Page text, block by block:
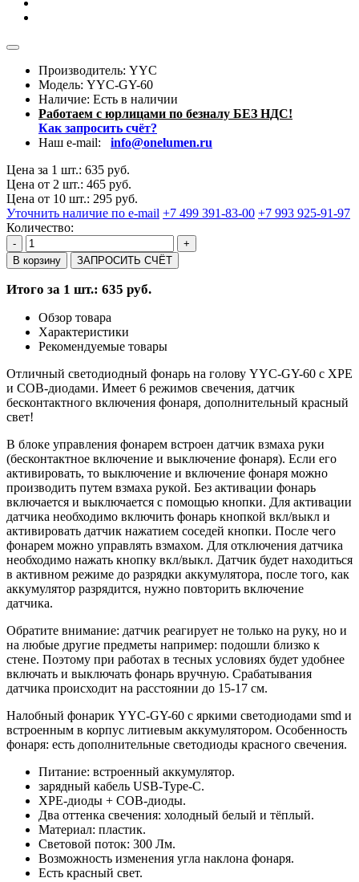
Производитель: YYC
Модель: YYC-GY-60
Наличие: Есть в наличии
Работаем с юрлицами по безналу БЕЗ НДС!
Как запросить счёт?
Наш e-mail: info@onelumen.ru
Цена за 1 шт.: 635 руб.
Цена от 2 шт.: 465 руб.
Цена от 10 шт.: 295 руб.
Уточнить наличие по e-mail +7 499 391-83-00 +7 993 925-91-97
Количество:
-
+
В корзину
ЗАПРОСИТЬ СЧЁТ
Итого за 1 шт.: 635 руб.
Обзор товара
Характеристики
Рекомендуемые товары
Отличный светодиодный фонарь на голову YYC-GY-60 с XPE
и COB-диодами. Имеет 6 режимов свечения, датчик
бесконтактного включения фонаря, дополнительный красный
свет!
В блоке управления фонарем встроен датчик взмаха руки
(бесконтактное включение и выключение фонаря). Если его
активировать, то выключение и включение фонаря можно
производить путем взмаха рукой. Без активации фонарь
включается и выключается с помощью кнопки. Для активации
датчика необходимо включить фонарь кнопкой вкл/выкл и
активировать датчик нажатием соседей кнопки. После чего
фонарем можно управлять взмахом. Для отключения датчика
необходимо нажать кнопку вкл/выкл. Датчик будет находиться
в активном режиме до разрядки аккумулятора, после того, как
аккумулятор разрядится, нужно повторить включение
датчика.
Обратите внимание: датчик реагирует не только на руку, но и
на любые другие предметы например: подошли близко к
стене. Поэтому при работах в тесных условиях будет удобнее
включать и выключать фонарь вручную. Срабатывания
датчика происходит на расстоянии до 15-17 см.
Налобный фонарик YYC-GY-60 с яркими светодиодами smd и
встроенным в корпус литиевым аккумулятором. Особенность
фонаря: есть дополнительные светодиоды красного свечения.
Питание: встроенный аккумулятор.
зарядный кабель USB-Type-C.
XPE-диоды + COB-диоды.
Два оттенка свечения: холодный белый и тёплый.
Материал: пластик.
Световой поток: 300 Лм.
Возможность изменения угла наклона фонаря.
Есть красный свет.